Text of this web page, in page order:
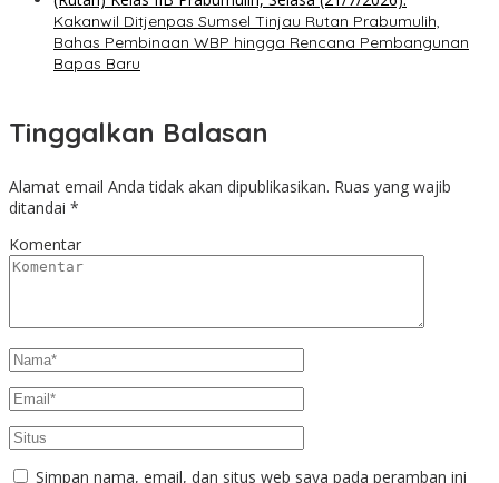
Kakanwil Ditjenpas Sumsel Tinjau Rutan Prabumulih,
Bahas Pembinaan WBP hingga Rencana Pembangunan
Bapas Baru
Tinggalkan Balasan
Alamat email Anda tidak akan dipublikasikan. Ruas yang wajib
ditandai *
Komentar
Simpan nama, email, dan situs web saya pada peramban ini